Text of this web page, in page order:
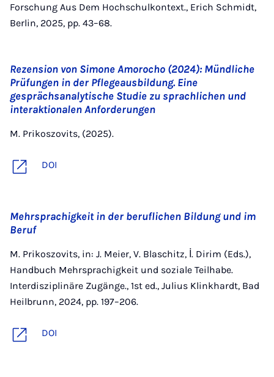
Forschung Aus Dem Hochschulkontext., Erich Schmidt,
Berlin, 2025, pp. 43–68.
Rezension von Simone Amorocho (2024): Mündliche
Prüfungen in der Pflegeausbildung. Eine
gesprächsanalytische Studie zu sprachlichen und
interaktionalen Anforderungen
M. Prikoszovits, (2025).
DOI
Mehrsprachigkeit in der beruflichen Bildung und im
Beruf
M. Prikoszovits, in: J. Meier, V. Blaschitz, İ. Dirim (Eds.),
Handbuch Mehrsprachigkeit und soziale Teilhabe.
Interdisziplinäre Zugänge., 1st ed., Julius Klinkhardt, Bad
Heilbrunn, 2024, pp. 197–206.
DOI